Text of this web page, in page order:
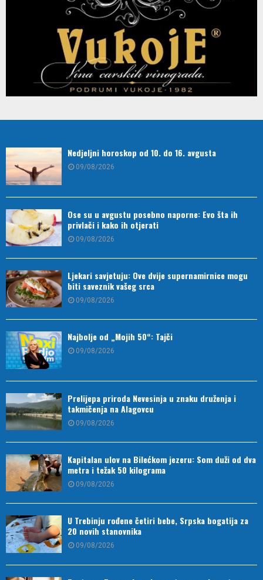
Nedjeljni horoskop od 10. do 16. avgusta
09/08/2026
Ose su u avgustu posebno naporne: Evo šta ih
privlači i kako ih otjerati
09/08/2026
Ljekari savjetuju: Ove dvije supernamirnice mogu
biti saveznik vašeg srca
09/08/2026
Najbolje od „Mojih 50“: Tajči
09/08/2026
Prelijepa priroda Nevesinja u znaku druženja i
takmičenja na Alagovcu
09/08/2026
Kapitalan ulov na Bilećkom jezeru: Som duži od dva
metra i težak 50 kilograma
09/08/2026
U Trebinju rođene četiri bebe, Srpska bogatija za
20 novih stanovnika
09/08/2026